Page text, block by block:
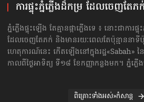
ការផ្ទុះភ្នំភ្លើងដ៏កម្រ ដែលចេញត
ភ្នំភ្លើងផ្ទុះឡើង តែគ្មានផ្កាភ្លើងទេ ៖ នោះជាការផ្ទុ
ដែលចេញតែភក់ និងមានរយៈពេលតែប៉ុន្មាននាទី
ហេតុការណ៍នេះ កើតឡើងនៅក្នុងរដ្ឋ«Sabah»
កាលពីថ្ងៃអាទិត្យ ទី១៨ ខែកញ្ញាកន្លងមក។ ភ្នំភ្លើ
ពិគ្រោះទាំងអស់»កំសាន្ដ